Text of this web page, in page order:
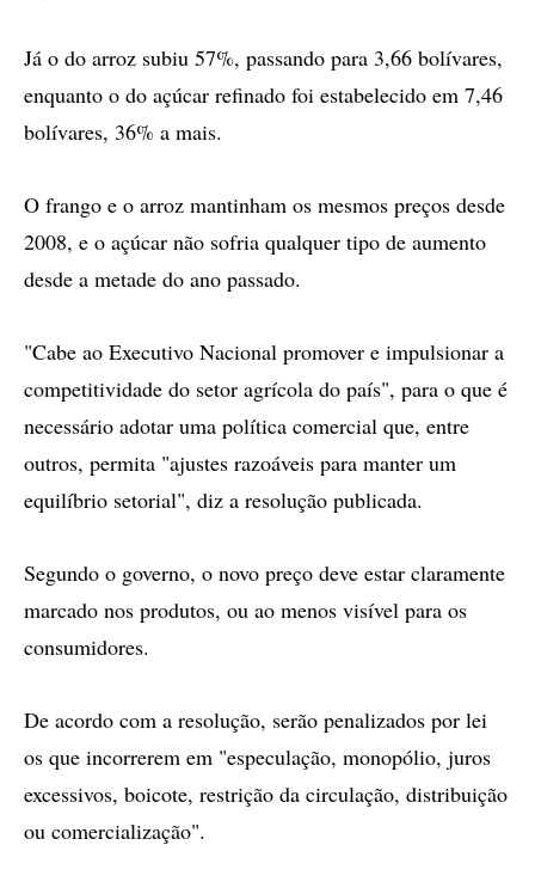
Já o do arroz subiu 57%, passando para 3,66 bolívares,
enquanto o do açúcar refinado foi estabelecido em 7,46
bolívares, 36% a mais.
O frango e o arroz mantinham os mesmos preços desde
2008, e o açúcar não sofria qualquer tipo de aumento
desde a metade do ano passado.
"Cabe ao Executivo Nacional promover e impulsionar a
competitividade do setor agrícola do país", para o que é
necessário adotar uma política comercial que, entre
outros, permita "ajustes razoáveis para manter um
equilíbrio setorial", diz a resolução publicada.
Segundo o governo, o novo preço deve estar claramente
marcado nos produtos, ou ao menos visível para os
consumidores.
De acordo com a resolução, serão penalizados por lei
os que incorrerem em "especulação, monopólio, juros
excessivos, boicote, restrição da circulação, distribuição
ou comercialização".